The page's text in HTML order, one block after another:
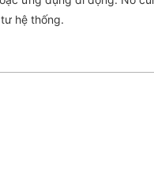
hệ thống.